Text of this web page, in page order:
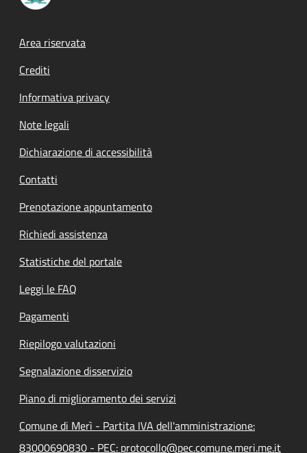
Footer menu
Area riservata
Crediti
Informativa privacy
Note legali
Dichiarazione di accessibilità
Contatti
Prenotazione appuntamento
Richiedi assistenza
Statistiche del portale
Leggi le FAQ
Pagamenti
Riepilogo valutazioni
Segnalazione disservizio
Piano di miglioramento dei servizi
Comune di Merì - Partita IVA dell'amministrazione:
83000690830 - PEC: protocollo@pec.comune.meri.me.it